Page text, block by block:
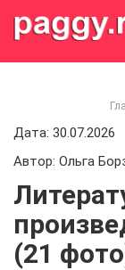
Дата: 30.07.2026
Автор: Ольга
(21